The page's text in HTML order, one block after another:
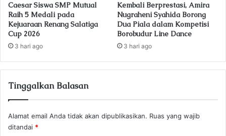
Caesar Siswa SMP Mutual
Raih 5 Medali pada
Kejuaraan Renang Salatiga
Cup 2026
3 hari ago
Kembali Berprestasi, Amira
Nugraheni Syahida Borong
Dua Piala dalam Kompetisi
Borobudur Line Dance
3 hari ago
Tinggalkan Balasan
Alamat email Anda tidak akan dipublikasikan. Ruas yang wajib
ditandai *